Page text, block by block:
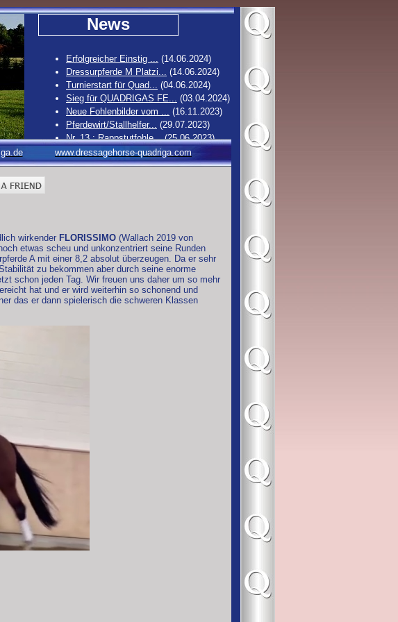
News
Erfolgreicher Einstig ... (14.06.2024)
Dressurpferde M Platzi... (14.06.2024)
Turnierstart für Quad... (04.06.2024)
Sieg für QUADRIGAS FE... (03.04.2024)
Neue Fohlenbilder vom ... (16.11.2023)
Pferdewirt/Stallhelfer... (29.07.2023)
Nr. 13 : Rappstutfohle...(25.06.2023)
Nr. 12 : Hengstfohlen ...(19.06.2023)
Nr. 11 : Stutfohlen vo...(16.06.2023)
www.dressagehorse-quadriga.com
wirkender FLORISSIMO (Wallach 2019 von
etwas scheu und unkonzentriert seine Runden
A mit einer 8,2 absolut überzeugen. Da er sehr
zu bekommen aber durch seine enorme
schon jeden Tag. Wir freuen uns daher um so mehr
hat und er wird weiterhin so schonend und
das er dann spielerisch die schweren Klassen